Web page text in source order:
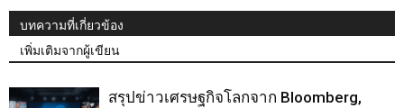
บทความที่เกี่ยวข้อง
เพิ่มเติมจากผู้เขียน
สรุปข่าวเศรษฐกิจโลกจาก Bloomberg,